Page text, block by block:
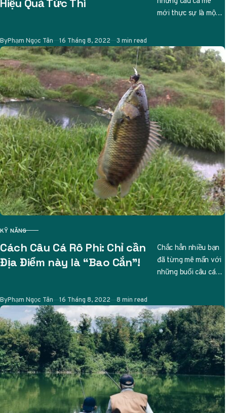
Hiệu Quả Tức Thì
mới thực sự là một
ByPhạm Ngọc Tân Published
16 Tháng 8, 2022 3 min read
CATEGORY
KỸ NĂNG
Cách Câu Cá Rô Phi: Chỉ cần
Địa Điểm này là “Bao Cắn”!
Chắc hẳn nhiều bạn
đã từng mê mẩn với
những buổi câu cá
ByPhạm Ngọc Tân Published
16 Tháng 8, 2022 8 min read